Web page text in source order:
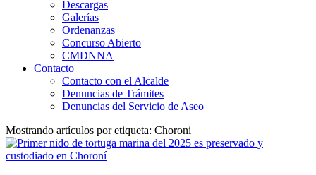
Descargas
Galerías
Ordenanzas
Concurso Abierto
CMDNNA
Contacto
Contacto con el Alcalde
Denuncias de Trámites
Denuncias del Servicio de Aseo
Mostrando artículos por etiqueta: Choroni